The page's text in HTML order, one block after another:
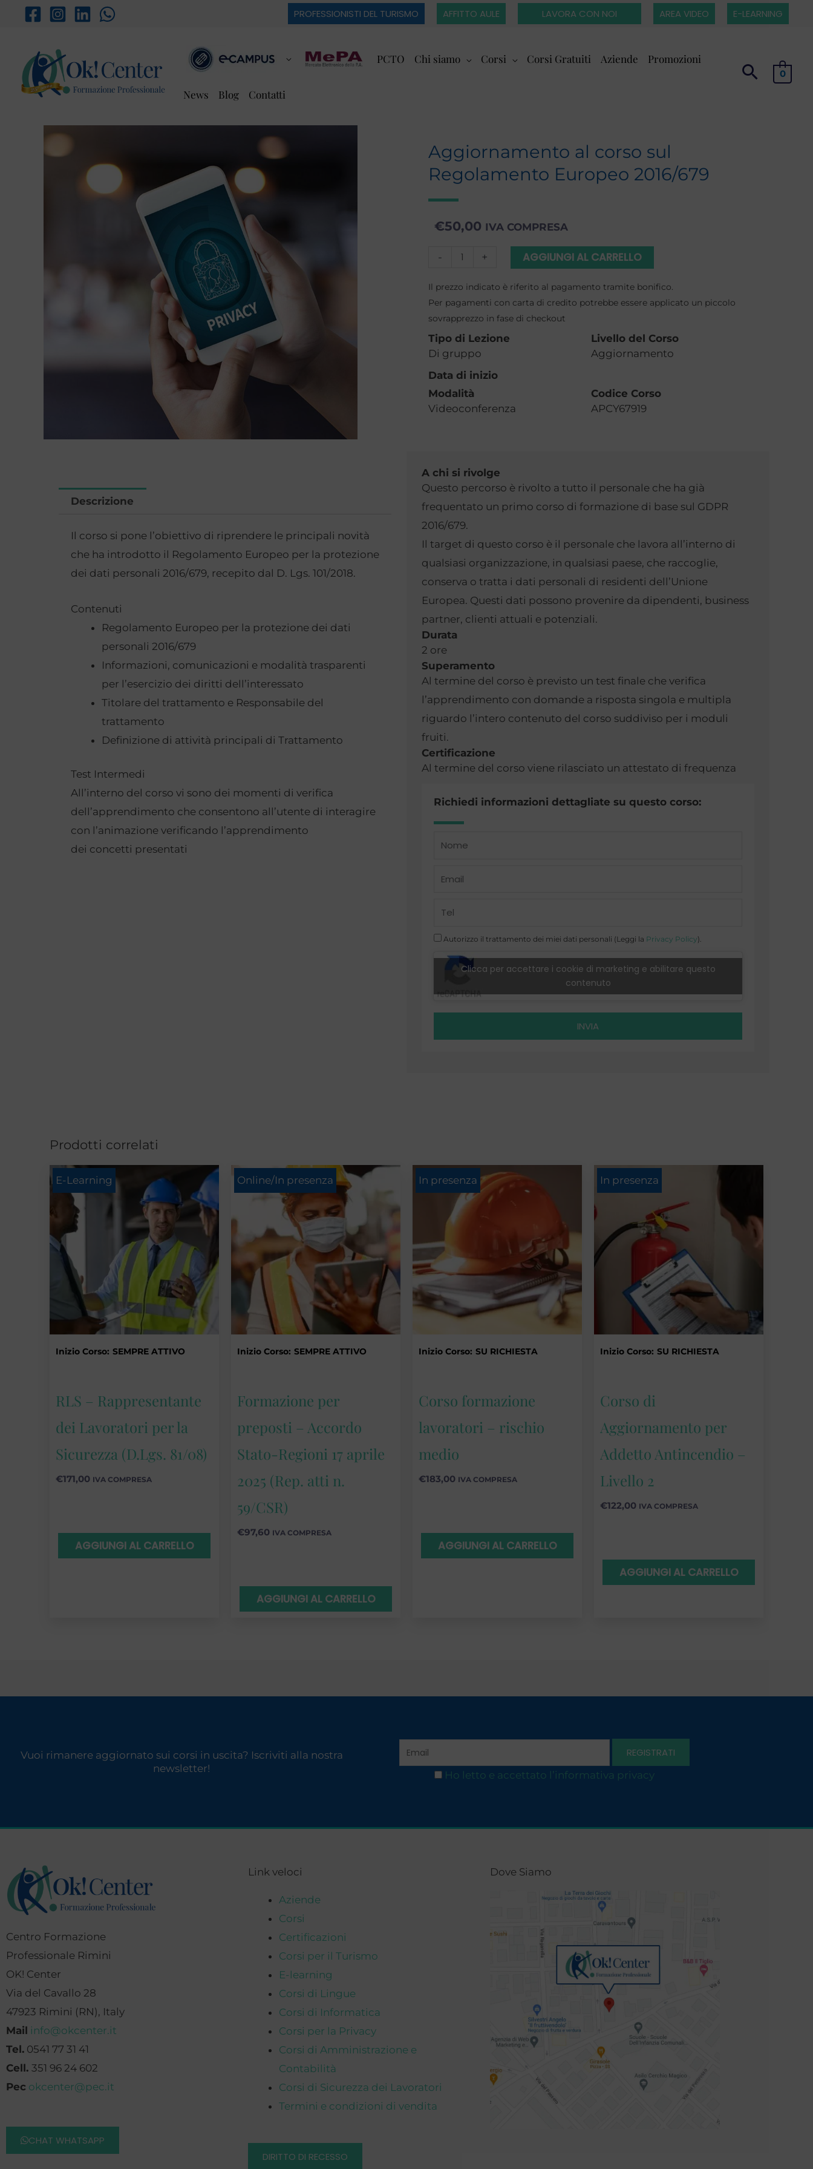
PROFESSIONISTI DEL TURISMO AFFITTO AULE LAVORA CON NOI AREA VIDEO E-LEARNING
PCTO Chi siamo Corsi Corsi Gratuiti Aziende Promozioni
News Blog Contatti
0
Aggiornamento al corso sul
Regolamento Europeo 2016/679
€50,00 IVA COMPRESA
-
Aggiornamento
corso
Europeo
quantità
+ AGGIUNGI AL CARRELLO
Il prezzo indicato è riferito al pagamento tramite bonifico.
Per pagamenti con carta di credito potrebbe essere applicato un piccolo
sovrapprezzo in fase di checkout
Tipo di Lezione
Di gruppo
Livello del Corso
Aggiornamento
Data di inizio
Modalità
Videoconferenza
Codice Corso
APCY67919
Descrizione
Il corso si pone l’obiettivo di riprendere le principali novità
che ha introdotto il Regolamento Europeo per la protezione
dei dati personali 2016/679, recepito dal D. Lgs. 101/2018.
Contenuti
Regolamento Europeo per la protezione dei dati
personali 2016/679
Informazioni, comunicazioni e modalità trasparenti
per l’esercizio dei diritti dell’interessato
Titolare del trattamento e Responsabile del
trattamento
Definizione di attività principali di Trattamento
Test Intermedi
All’interno del corso vi sono dei momenti di verifica
dell’apprendimento che consentono all’utente di interagire
con l’animazione verificando l’apprendimento
dei concetti presentati
A chi si rivolge
Questo percorso è rivolto a tutto il personale che ha già
frequentato un primo corso di formazione di base sul GDPR
2016/679.
Il target di questo corso è il personale che lavora all’interno di
qualsiasi organizzazione, in qualsiasi paese, che raccoglie,
conserva o tratta i dati personali di residenti dell’Unione
Europea. Questi dati possono provenire da dipendenti, business
partner, clienti attuali e potenziali.
Durata
2 ore
Superamento
Al termine del corso è previsto un test finale che verifica
l’apprendimento con domande a risposta singola e multipla
riguardo l’intero contenuto del corso suddiviso per i moduli
fruiti.
Certificazione
Al termine del corso viene rilasciato un attestato di frequenza
Richiedi informazioni dettagliate su questo corso:
Name
Email
Telefono
Autorizzo il trattamento dei miei dati personali (Leggi la Privacy Policy).
Clicca per accettare i cookie di marketing e abilitare questo
contenuto
INVIA
Prodotti correlati
Inizio Corso: SEMPRE ATTIVO
E-Learning
RLS – Rappresentante
dei Lavoratori per la
Sicurezza (D.Lgs. 81/08)
€171,00 IVA COMPRESA
AGGIUNGI AL CARRELLO
Inizio Corso: SEMPRE ATTIVO
Online/In presenza
Formazione per
preposti – Accordo
Stato-Regioni 17 aprile
2025 (Rep. atti n.
59/CSR)
€97,60 IVA COMPRESA
AGGIUNGI AL CARRELLO
Inizio Corso: SU RICHIESTA
In presenza
Corso formazione
lavoratori – rischio
medio
€183,00 IVA COMPRESA
AGGIUNGI AL CARRELLO
Inizio Corso: SU RICHIESTA
In presenza
Corso di
Aggiornamento per
Addetto Antincendio –
Livello 2
€122,00 IVA COMPRESA
AGGIUNGI AL CARRELLO
Vuoi rimanere aggiornato sui corsi in uscita? Iscriviti alla nostra
newsletter!
Ho letto e accettato l’informativa privacy
Centro Formazione
Professionale Rimini
OK! Center
Via del Cavallo 28
47923 Rimini (RN), Italy
Mail info@okcenter.it
Tel. 0541 77 31 41
Cell. 351 96 24 602
Pec okcenter@pec.it
CHAT WHATSAPP
Link veloci
Aziende
Corsi
Certificazioni
Corsi per il Turismo
E-learning
Corsi di Lingue
Corsi di Informatica
Corsi per la Privacy
Corsi di Amministrazione e
Contabilità
Corsi di Sicurezza dei Lavoratori
Termini e condizioni di vendita
DIRITTO DI RECESSO
Dove Siamo